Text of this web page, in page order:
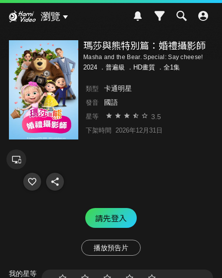
瀏覽
瑪莎與熊特別篇：婚禮攝影師
Masha and the Bear. Special: Say cheese!
2024 ． 普遍級 ．HD畫質 ．全1集
類型 卡通明星
發音 國語
星等 3.5
下架時間 2026年12月31日
請先登入
播放預告片
我的星等